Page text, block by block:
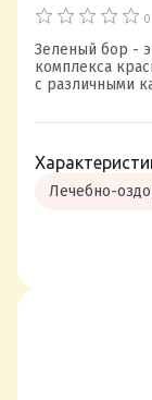
0
Зеленый бор -
комплекса
с различными
Лечебно-